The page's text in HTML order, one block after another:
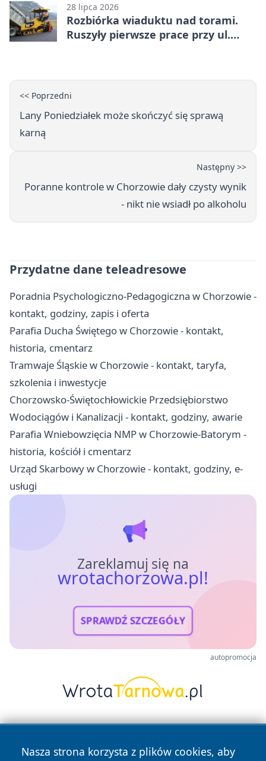
28 lipca 2026
Rozbiórka wiaduktu nad torami.
Ruszyły pierwsze prace przy ul.
<< Poprzedni
Lany Poniedziałek może skończyć się sprawą
karną
Następny >>
Poranne kontrole w Chorzowie dały czysty wynik
- nikt nie wsiadł po alkoholu
Przydatne dane teleadresowe
Poradnia Psychologiczno-Pedagogiczna w Chorzowie -
kontakt, godziny, zapis i oferta
Parafia Ducha Świętego w Chorzowie - kontakt,
historia, cmentarz
Tramwaje Śląskie w Chorzowie - kontakt, taryfa,
szkolenia i inwestycje
Chorzowsko-Świętochłowickie Przedsiębiorstwo
Wodociągów i Kanalizacji - kontakt, godziny, awarie
Parafia Wniebowzięcia NMP w Chorzowie-Batorym -
historia, kościół i cmentarz
Urząd Skarbowy w Chorzowie - kontakt, godziny, e-
usługi
Zareklamuj się na
wrotachorzowa.pl!
SPRAWDŹ SZCZEGÓŁY
autopromocja
Nasza strona korzysta z plików cookies, aby